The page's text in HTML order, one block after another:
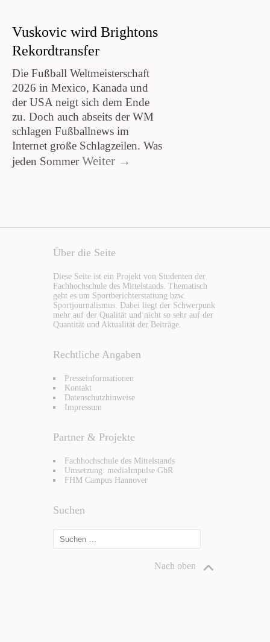
Vuskovic wird Brightons
Rekordtransfer
Die Fußball Weltmeisterschaft
2026 in Mexico, Kanada und
der USA neigt sich dem Ende
zu. Doch auch abseits der WM
schlagen Fußballnews im
Internet große Schlagzeilen. Was
jeden SommerWeiter →
Über die Seite
Diese Seite ist ein Projekt von Studenten der
Fachhochschule des Mittelstands. Thematisch
geht es um Sportberichterstattung bzw.
Sportjournalismus. Dabei liegt der Schwerpunk
mehr auf der Qualität und nicht so sehr auf der
Quantität und Aktualität der Beiträge.
Rechtliche Angaben
Presseinformationen
Kontakt
Datenschutzhinweise
Impressum
Partner & Projekte
Fachhochschule des Mittelstands
Umsetzung: mediaImpulse GbR
FHM Campus Hannover
Suchen
Nach oben